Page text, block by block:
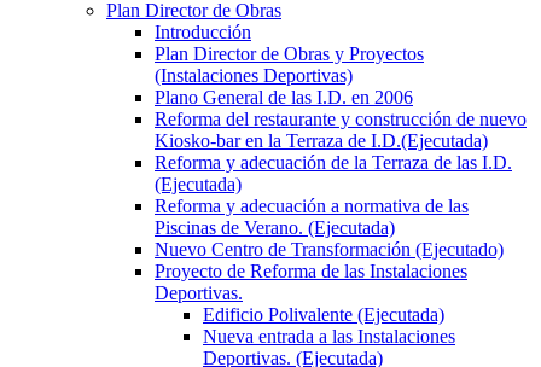
Plan Director de Obras
Introducción
Plan Director de Obras y Proyectos
(Instalaciones Deportivas)
Plano General de las I.D. en 2006
Reforma del restaurante y construcción de nuevo
Kiosko-bar en la Terraza de I.D.(Ejecutada)
Reforma y adecuación de la Terraza de las I.D.
(Ejecutada)
Reforma y adecuación a normativa de las
Piscinas de Verano. (Ejecutada)
Nuevo Centro de Transformación (Ejecutado)
Proyecto de Reforma de las Instalaciones
Deportivas.
Edificio Polivalente (Ejecutada)
Nueva entrada a las Instalaciones
Deportivas. (Ejecutada)